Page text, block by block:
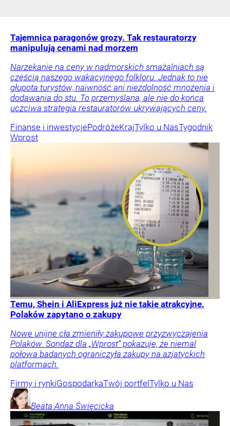
Tajemnica paragonów grozy. Tak restauratorzy
manipulują cenami nad morzem
Narzekanie na ceny w nadmorskich smażalniach są
częścią naszego wakacyjnego folkloru. Jednak to nie
głupota turystów, naiwność ani niezdolność mnożenia i
dodawania do stu. To przemyślana, ale nie do końca
uczciwa strategia restauratorów ukrywających ceny.
Finanse i inwestycjePodróżeKrajTylko u NasTygodnik
Wprost
Temu, Shein i AliExpress już nie takie atrakcyjne.
Polaków zapytano o zakupy
Nowe unijne cła zmieniły zakupowe przyzwyczajenia
Polaków. Sondaż dla „Wprost” pokazuje, że niemal
połowa badanych ograniczyła zakupy na azjatyckich
platformach.
Firmy i rynkiGospodarkaTwój portfelTylko u Nas
Beata Anna Święcicka